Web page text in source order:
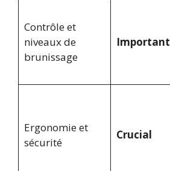
Contrôle et
niveaux de
brunissage
Important
Ergonomie et
sécurité
Crucial